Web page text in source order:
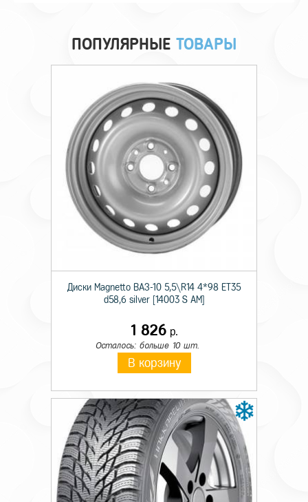
Технические характеристики
Происхождение
Диаметр 17
Индекс скорости V
Индекс нагрузки 94
ПОПУЛЯРНЫЕ ТОВАРЫ
Диски Magnetto ВАЗ-10 5,5\R14 4*98 ET35
d58,6 silver [14003 S AM]
1 826р.
Осталось: больше 10 шт.
В корзину